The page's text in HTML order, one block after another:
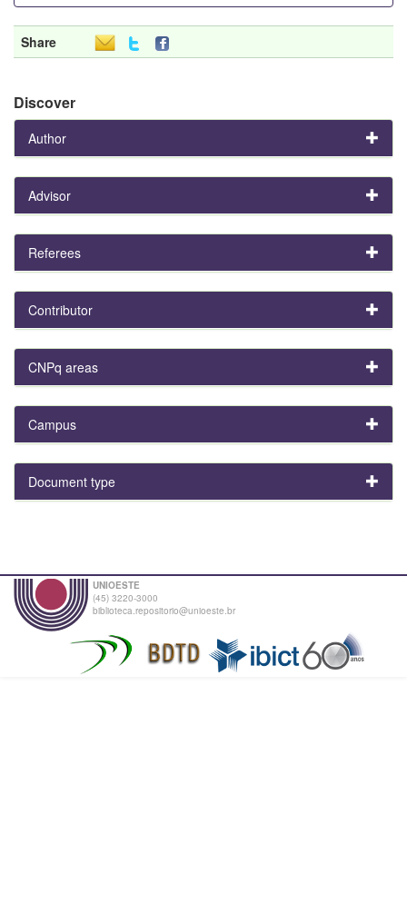
Share
Discover
Author
Advisor
Referees
Contributor
CNPq areas
Campus
Document type
UNIOESTE
(45) 3220-3000
biblioteca.repositorio@unioeste.br